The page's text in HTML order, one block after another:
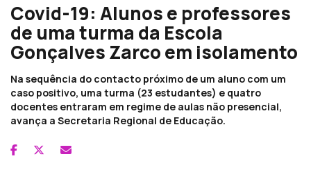
Covid-19: Alunos e professores
de uma turma da Escola
Gonçalves Zarco em isolamento
Na sequência do contacto próximo de um aluno com um
caso positivo, uma turma (23 estudantes) e quatro
docentes entraram em regime de aulas não presencial,
avança a Secretaria Regional de Educação.